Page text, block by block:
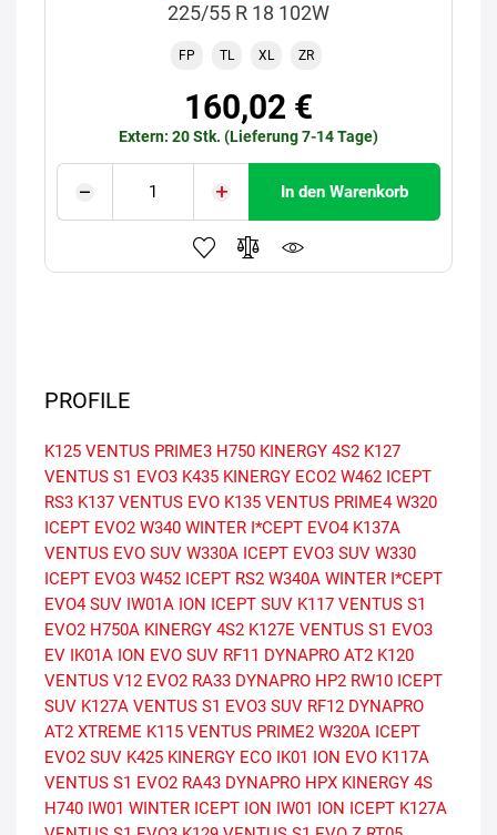
225/55 R 18 102W
FP TL XL ZR
160,02 €
Extern: 20 Stk. (Lieferung 7-14 Tage)
In den Warenkorb
PROFILE
K125 VENTUS PRIME3 H750 KINERGY 4S2 K127
VENTUS S1 EVO3 K435 KINERGY ECO2 W462 ICEPT
RS3 K137 VENTUS EVO K135 VENTUS PRIME4 W320
ICEPT EVO2 W340 WINTER I*CEPT EVO4 K137A
VENTUS EVO SUV W330A ICEPT EVO3 SUV W330
ICEPT EVO3 W452 ICEPT RS2 W340A WINTER I*CEPT
EVO4 SUV IW01A ION ICEPT SUV K117 VENTUS S1
EVO2 H750A KINERGY 4S2 K127E VENTUS S1 EVO3
EV IK01A ION EVO SUV RF11 DYNAPRO AT2 K120
VENTUS V12 EVO2 RA33 DYNAPRO HP2 RW10 ICEPT
SUV K127A VENTUS S1 EVO3 SUV RF12 DYNAPRO
AT2 XTREME K115 VENTUS PRIME2 W320A ICEPT
EVO2 SUV K425 KINERGY ECO IK01 ION EVO K117A
VENTUS S1 EVO2 RA43 DYNAPRO HPX KINERGY 4S
H740 IW01 WINTER ICEPT ION IW01 ION ICEPT K127A